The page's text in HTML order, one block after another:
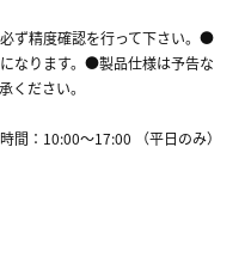
ず精度確認を行って下さい。●
なります。●製品仕様は予告な
ください。
間：10:00～17:00 （平日のみ）